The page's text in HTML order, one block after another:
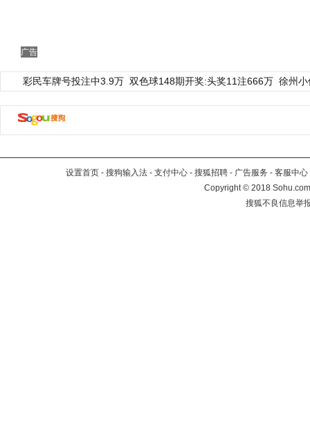
广告
彩民车牌号投注中3.9万 双色球148期开奖:头奖11注666万 徐州
设置首页 - 搜狗输入法 - 支付中心 - 搜狐招聘 - 广告服务 - 客服中心
Copyright©2018
搜狐不良信息举